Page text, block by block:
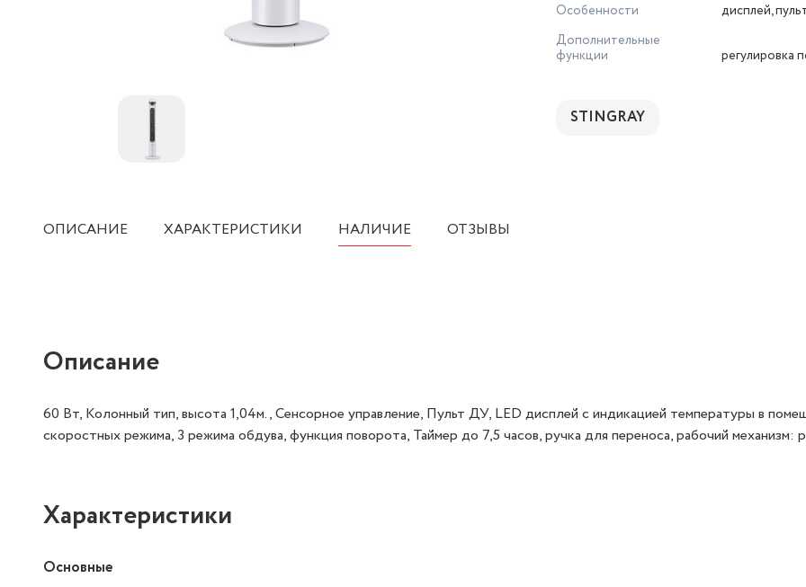
Особенности
дисплей,
Дополнительные
функции
регулировка
STINGRAY
ОПИСАНИЕ ХАРАКТЕРИСТИКИ НАЛИЧИЕ ОТЗЫВЫ
Описание
60 Вт, Колонный тип, высота 1,04м., Сенсорное управление, Пульт ДУ, LED дисплей с индикацией температуры в
скоростных режима, 3 режима обдува, функция поворота, Таймер до 7,5 часов, ручка для переноса, рабочий механизм:
Характеристики
Основные